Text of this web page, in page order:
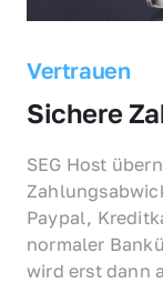
Vertrauen
Sichere
SEG Host
Paypal,
normaler
wird erst dann